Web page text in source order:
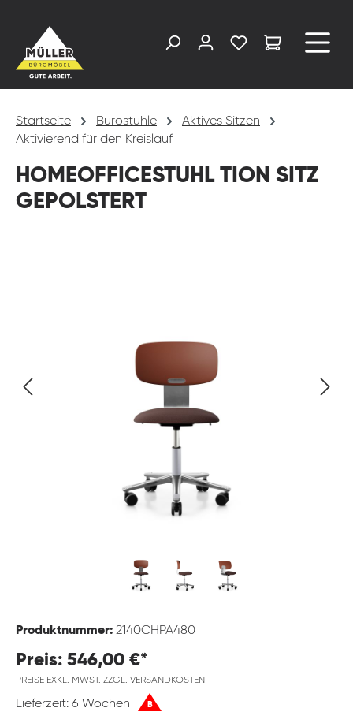
Startseite Bürostühle
Aktives Sitzen
Aktivierend für den Kreislauf
HOMEOFFICESTUHL TION SITZ
GEPOLSTERT
Produktnummer: 2140CHPA480
Preis: 546,00 €*
PREISE EXKL. MWST. ZZGL. VERSANDKOSTEN
Lieferzeit: 6 Wochen B